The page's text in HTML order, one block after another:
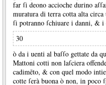
far ſi deono accioche durino
muratura di terra cotta alta
ſi potranno ſchiuare i danni, & i
30
ò da i uenti al baſſo gettate da
Mattoni cotti non laſciera
cadimẽto, & con quel modo
cotte ſerà buona ò non, in poco